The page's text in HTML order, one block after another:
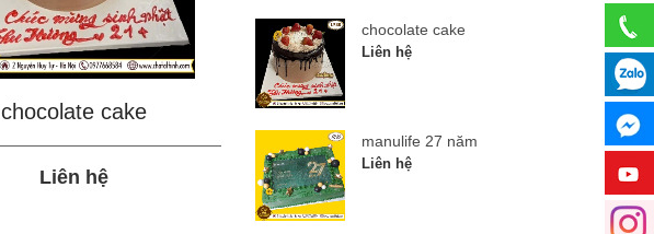
chocolate cake
Liên hệ
manulife 27 năm
Liên hệ
chocolate cake
Liên hệ
manulife 27 năm
Liên hệ